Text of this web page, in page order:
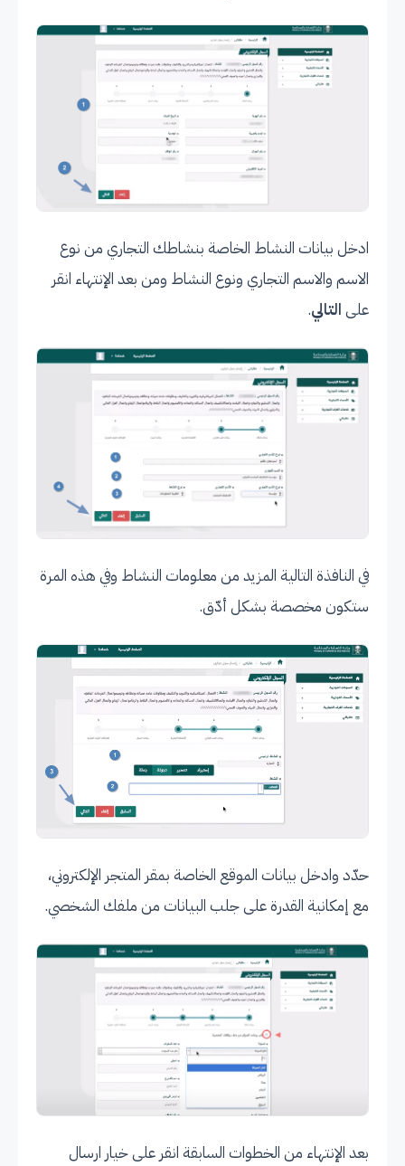
ادخل بيانات النشاط الخاصة بنشاطك التجاري من نوع
الاسم والاسم التجاري ونوع النشاط ومن بعد الإنتهاء انقر
على التالي.
في النافذة التالية المزيد من معلومات النشاط وفي هذه المرة
ستكون مخصصة بشكل أدّق.
حدّد وادخل بيانات الموقع الخاصة بمقر المتجر الإلكتروني،
مع إمكانية القدرة على جلب البيانات من ملفك الشخصي.
بعد الإنتهاء من الخطوات السابقة انقر على خيار ارسال